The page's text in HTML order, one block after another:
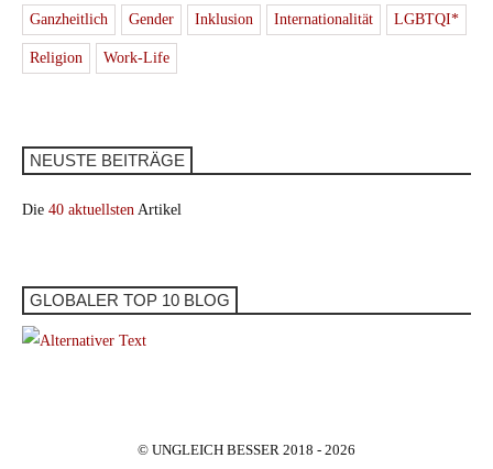
Ganzheitlich Gender Inklusion Internationalität LGBTQI*
Religion Work-Life
NEUSTE BEITRÄGE
Die 40 aktuellsten Artikel
GLOBALER TOP 10 BLOG
© UNGLEICH BESSER 2018 - 2026